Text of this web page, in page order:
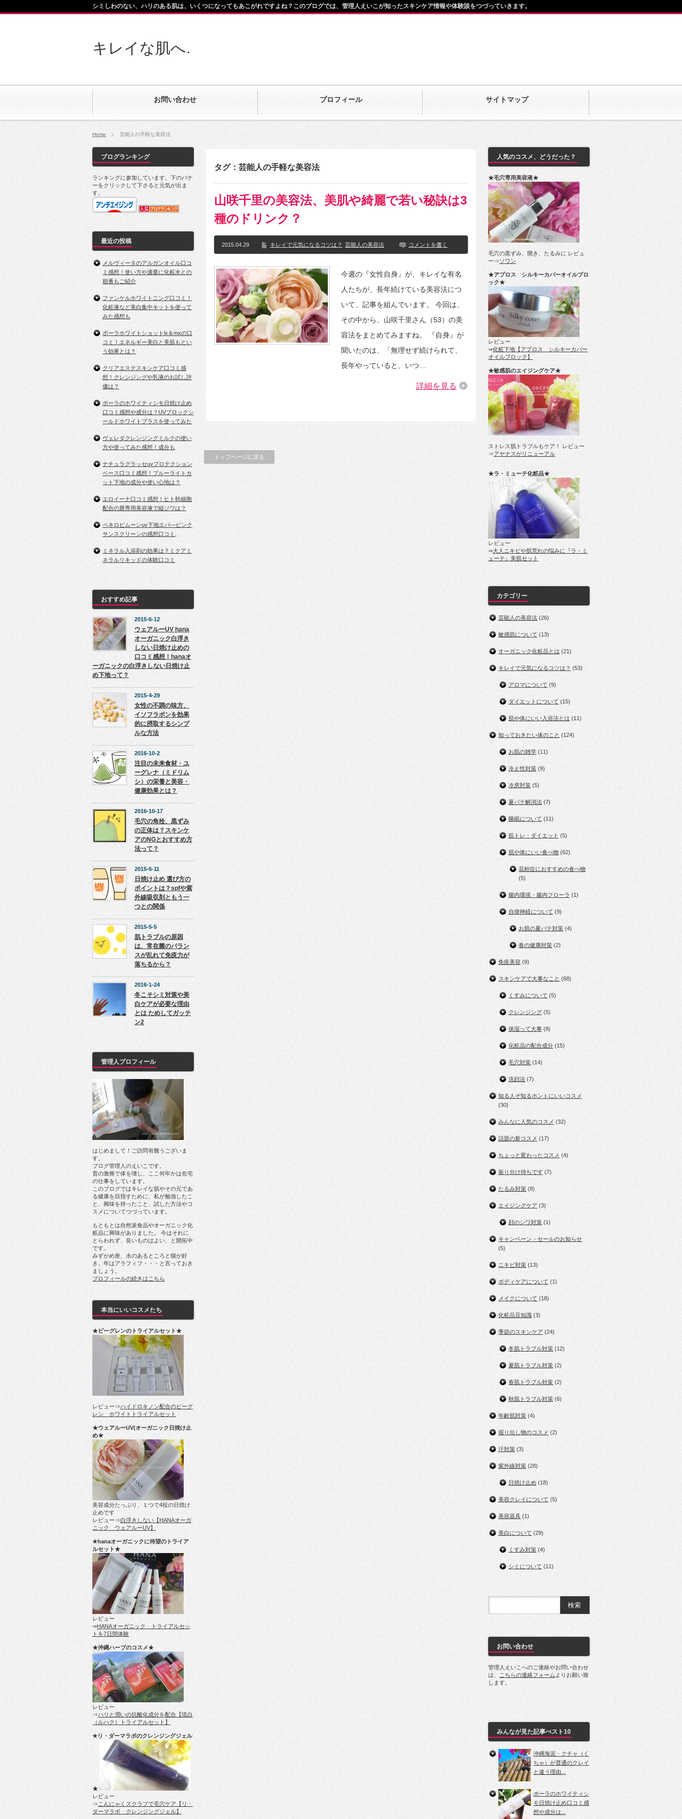
キレイな肌へ.
お問い合わせ プロフィール サイトマップ
シミしわのない、ハリのある肌は、いくつになってもあこがれですよね？このブログでは、管理人えいこが知ったスキンケア情報や体験談をつづっていきます。
Home 芸能人の手軽な美容法
タグ：芸能人の手軽な美容法
山咲千里の美容法、美肌や綺麗で若い秘訣は3
種のドリンク？
2015.04.29 キレイで元気になるコツは？ 芸能人の美容法 コメントを書く
今週の『女性自身』が、キレイな有名
人たちが、長年続けている美容法につ
いて、記事を組んでいます。 今回は、
その中から、山咲千里さん（53）の美
容法をまとめてみますね。 『自身』が
聞いたのは、「無理せず続けられて、
長年やっていると、いつ…
詳細を見る
トップページに戻る
ブログランキング
ランキングに参加しています。下のバナ
ーをクリックして下さると元気が出ま
す。
最近の投稿
メルヴィータのアルガンオイル口コ
ミ感想！使い方や適量に化粧水との
順番もご紹介
ファンケルホワイトニング口コミ！
化粧液など美白集中キットを使って
みた感想も
ポーラホワイトショットlx＆mxの口
コミ！エネルギー美白と美肌もとい
う効果とは？
クリアエステスキンケア口コミ感
想！クレンジングや乳液のお試し評
価は？
ポーラのホワイティシモ日焼け止め
口コミ感想や成分は？UVブロックシ
ールドホワイトプラスを使ってみた
ヴェレダクレンジングミルクの使い
方や使ってみた感想！成分も
ナチュラグラッセuvプロテクション
ベース口コミ感想！ブルーライトカ
ット下地の成分や使い心地は？
エロイーナ口コミ感想！ヒト幹細胞
配合の唇専用美容液で縦ジワは？
ペネロピムーンuv下地エバ―ピンク
サンスクリーンの感想口コミ,
ミネラル入浴剤の効果は？ミクアミ
ネラルリキッドの体験口コミ
おすすめ記事
2015-6-12
ウェアルーUV hana
オーガニック白浮き
しない日焼け止めの
口コミ感想！hanaオ
ーガニックの白浮きしない日焼け止
め下地って？
2015-4-29
女性の不調の味方、
イソフラボンを効果
的に摂取するシンプ
ルな方法
2016-10-2
注目の未来食材・ユ
ーグレナ（ミドリム
シ）の栄養と美容・
健康効果とは？
2016-10-17
毛穴の角栓、黒ずみ
の正体は？スキンケ
アのNGとおすすめ方
法って？
2015-6-11
日焼け止め 選び方の
ポイントは？spfや紫
外線吸収剤ともう一
つとの関係
2015-5-5
肌トラブルの原因
は、常在菌のバラン
スが乱れて免疫力が
落ちるから？
2016-1-24
冬こそシミ対策や美
白ケアが必要な理由
とは ためしてガッテ
ン2
管理人プロフィール
はじめまして！ご訪問有難うございま
す。
ブログ管理人のえいこです。
昔の激務で体を壊し、ここ何年かは在宅
の仕事をしています。
このブログではキレイな肌やその元であ
る健康を目指すために、私が勉強したこ
と、興味を持ったこと、試した方法やコ
スメについてつづっています。
もともとは自然派食品やオーガニック化
粧品に興味がありました。 今はそれに
とらわれず、良いものはよい、と開拓中
です。
みずがめ座、水のあるところと猫が好
き。年はアラフィフ・・・と言っておき
ましょう。
プロフィールの続きはこちら
本当にいいコスメたち
★ビーグレンのトライアルセット★
レビュー⇒ハイドロキノン配合のビーグ
レン ホワイトトライアルセット
★ウェアルーUV(オーガニック日焼け止
め★
美容成分たっぷり、１つで4役の日焼け
止めです
レビュー⇒白浮きしない【HANAオーガ
ニック ウェアルーUV】
★hanaオーガニックに待望のトライア
ルセット★
レビュー
⇒HANAオーガニック トライアルセッ
トを7日間体験
★沖縄ハーブのコスメ★
レビュー
⇒ハリと潤いの抗酸化成分を配合【琉白
（ルハク）トライアルセット】
★リ・ダーマラボのクレンジングジェル
★
レビュー
⇒ こんにゃくスクラブで毛穴ケア【リ・
ダーマラボ クレンジングジェル】
人気のコスメ、どうだった？
★毛穴専用美容液★
毛穴の黒ずみ、開き、たるみに レビュ
ー⇒ソワン
★アプロス シルキーカバーオイルブロ
ック★
レビュー
⇒化粧下地【アプロス シルキーカバー
オイルブロック】
★敏感肌のエイジングケア★
ストレス肌トラブルもケア！ レビュー
⇒アヤナスがリニューアル
★ラ・ミューテ化粧品★
レビュー
⇒大人ニキビや肌荒れの悩みに『ラ・ミ
ューテ』美肌セット
カテゴリー
芸能人の美容法 (26)
敏感肌について (13)
オーガニック化粧品とは (21)
キレイで元気になるコツは？ (53)
アロマについて (9)
ダイエットについて (15)
肌や体にいい入浴法とは (11)
知っておきたい体のこと (124)
お肌の雑学 (11)
冷え性対策 (9)
冷房対策 (5)
夏バテ解消法 (7)
睡眠について (11)
筋トレ・ダイエット (5)
肌や体にいい食べ物 (62)
花粉症におすすめの食べ物
(5)
腸内環境・腸内フローラ (1)
自律神経について (9)
お肌の夏バテ対策 (4)
春の健康対策 (2)
免疫美容 (9)
スキンケアで大事なこと (68)
くすみについて (5)
クレンジング (5)
保湿って大事 (8)
化粧品の配合成分 (15)
毛穴対策 (14)
洗顔法 (7)
知る人ぞ知るホントにいいコスメ
(30)
みんなに人気のコスメ (32)
話題の新コスメ (17)
ちょっと変わったコスメ (4)
振り分け待ちです (7)
たるみ対策 (8)
エイジングケア (3)
顔のシワ対策 (1)
キャンペーン・セールのお知らせ
(5)
ニキビ対策 (13)
ボディケアについて (1)
メイクについて (18)
化粧品豆知識 (3)
季節のスキンケア (24)
冬肌トラブル対策 (12)
夏肌トラブル対策 (2)
春肌トラブル対策 (2)
秋肌トラブル対策 (6)
年齢肌対策 (4)
掘り出し物のコスメ (2)
汗対策 (3)
紫外線対策 (28)
日焼け止め (18)
美容クレイについて (5)
美容器具 (1)
美白について (29)
くすみ対策 (4)
シミについて (11)
お問い合わせ
管理人えいこへのご連絡やお問い合わせ
は、
こちらの連絡フォーム よりお願い致
します。
みんなが見た記事べスト10
沖縄海泥・クチャ（く
ちゃ）が普通のクレイ
と違う理由...
ポーラのホワイティシ
モ日焼け止め口コミ感
想や成分は...